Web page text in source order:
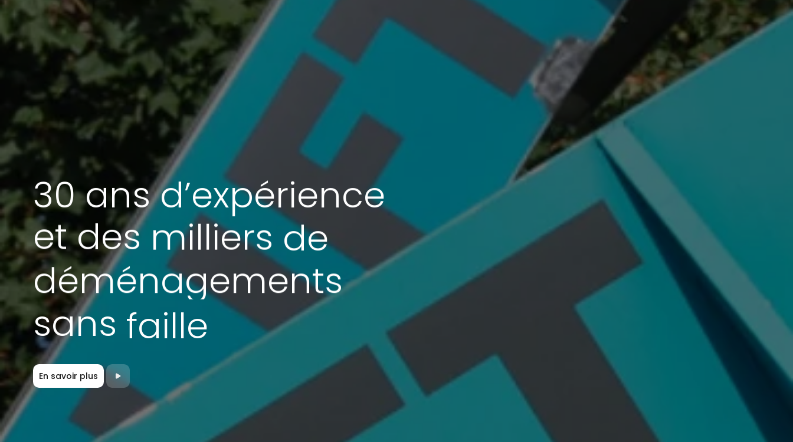
30ansd’expérience
etdes milliers de
déménagements
sans faille
En savoir plus